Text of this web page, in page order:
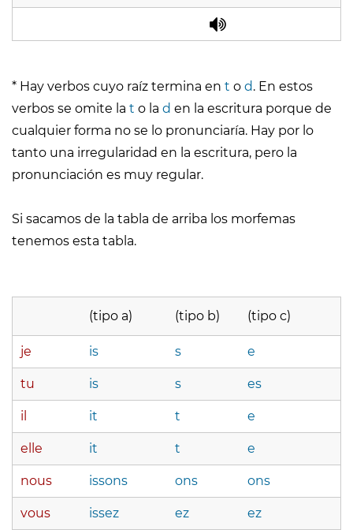
* Hay verbos cuyo raíz termina en t o d. En estos
verbos se omite la t o la d en la escritura porque de
cualquier forma no se lo pronunciaría. Hay por lo
tanto una irregularidad en la escritura, pero la
pronunciación es muy regular.
Si sacamos de la tabla de arriba los morfemas
tenemos esta tabla.
(tipo a) (tipo b) (tipo c)
je is s e
tu is s es
il it t e
elle it t e
nous issons ons ons
vous issez ez ez